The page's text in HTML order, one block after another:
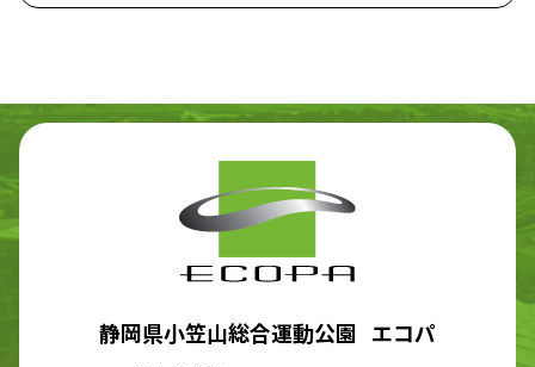
静岡県小笠山総合運動公園 エコパ